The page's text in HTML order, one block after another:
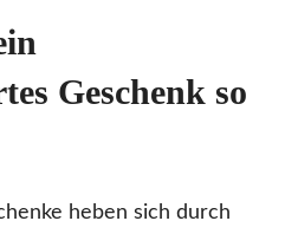
Geschenk so
heben sich durch